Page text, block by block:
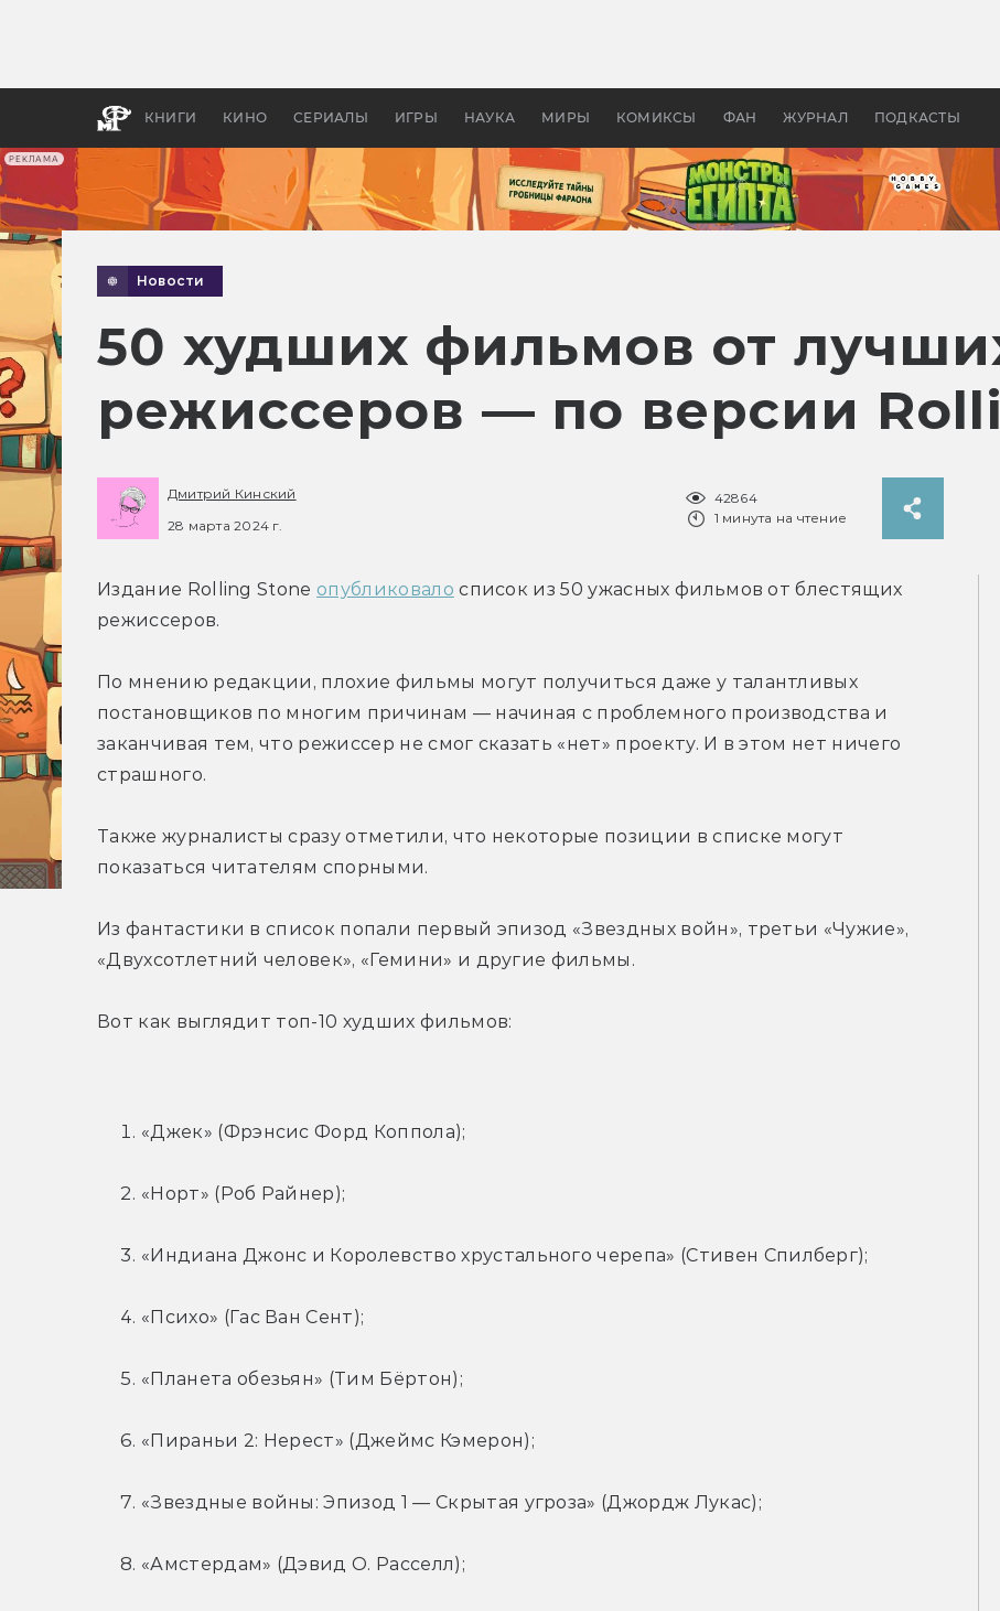
РЕКЛАМА
КНИГИ КИНО СЕРИАЛЫ ИГРЫ НАУКА МИРЫ КОМИКСЫ ФАН ЖУРНАЛ ПОДКАСТЫ
апокалипсис, в России —
бы «Властелина колец»
Новости
50 худших фильмов от
режиссеров — по версии
Дмитрий Кинский
28 марта 2024 г.
42864
1 минута на чтение
Издание Rolling Stone опубликовало список из 50 ужасных фильмов от блестящих
режиссеров.
По мнению редакции, плохие фильмы могут получиться даже у талантливых
постановщиков по многим причинам — начиная с проблемного производства и
заканчивая тем, что режиссер не смог сказать «нет» проекту. И в этом нет ничего
страшного.
Также журналисты сразу отметили, что некоторые позиции в списке могут
показаться читателям спорными.
Из фантастики в список попали первый эпизод «Звездных войн», третьи «Чужие»,
«Двухсотлетний человек», «Гемини» и другие фильмы.
Вот как выглядит топ-10 худших фильмов:
«Джек» (Фрэнсис Форд Коппола);
«Норт» (Роб Райнер);
«Индиана Джонс и Королевство хрустального черепа» (Стивен Спилберг);
«Психо» (Гас Ван Сент);
«Планета обезьян» (Тим Бёртон);
«Пираньи 2: Нерест» (Джеймс Кэмерон);
«Звездные войны: Эпизод 1 — Скрытая угроза» (Джордж Лукас);
«Амстердам» (Дэвид О. Расселл);